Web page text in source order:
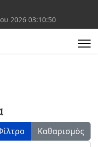
2026 03:10:50
Καθαρισμός